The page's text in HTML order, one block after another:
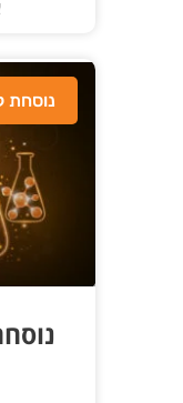
נוסחת